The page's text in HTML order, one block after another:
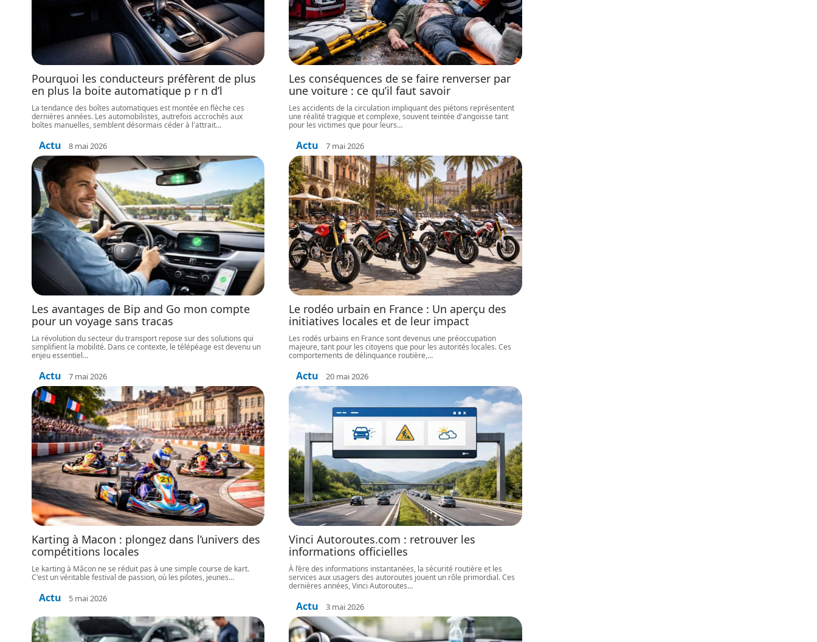
Pourquoi les conducteurs préfèrent de plus
en plus la boite automatique p r n d’l
La tendance des boîtes automatiques est montée en flèche ces
dernières années. Les automobilistes, autrefois accrochés aux
boîtes manuelles, semblent désormais céder à l'attrait…
Actu 8 mai 2026
Les conséquences de se faire renverser par
une voiture : ce qu’il faut savoir
Les accidents de la circulation impliquant des piétons représentent
une réalité tragique et complexe, souvent teintée d'angoisse tant
pour les victimes que pour leurs…
Actu 7 mai 2026
Les avantages de Bip and Go mon compte
pour un voyage sans tracas
La révolution du secteur du transport repose sur des solutions qui
simplifient la mobilité. Dans ce contexte, le télépéage est devenu un
enjeu essentiel…
Actu 7 mai 2026
Le rodéo urbain en France : Un aperçu des
initiatives locales et de leur impact
Les rodés urbains en France sont devenus une préoccupation
majeure, tant pour les citoyens que pour les autorités locales. Ces
comportements de délinquance routière,…
Actu 20 mai 2026
Karting à Macon : plongez dans l’univers des
compétitions locales
Le karting à Mâcon ne se réduit pas à une simple course de kart.
C'est un véritable festival de passion, où les pilotes, jeunes…
Actu 5 mai 2026
Vinci Autoroutes.com : retrouver les
informations officielles
À l’ère des informations instantanées, la sécurité routière et les
services aux usagers des autoroutes jouent un rôle primordial. Ces
dernières années, Vinci Autoroutes…
Actu 3 mai 2026